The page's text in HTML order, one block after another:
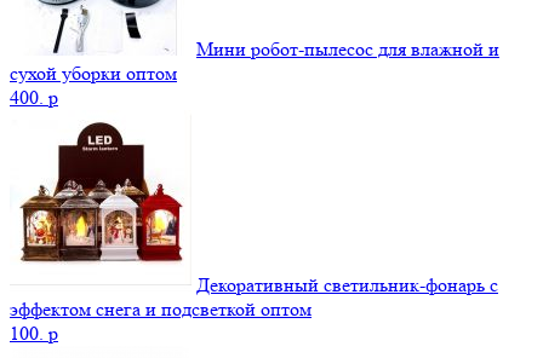
Мини робот-пылесос для влажной и
сухой уборки оптом
400. p
Декоративный светильник-фонарь с
эффектом снега и подсветкой оптом
100. p